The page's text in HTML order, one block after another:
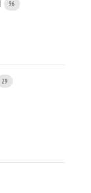
96
29